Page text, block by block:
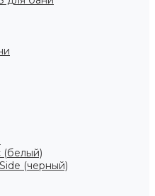
(черный)